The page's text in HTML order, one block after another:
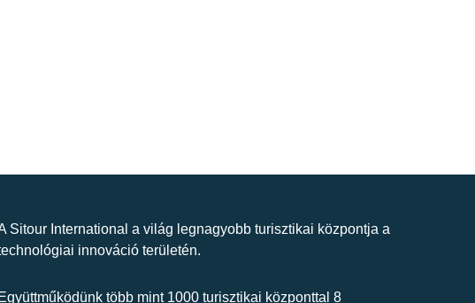
Sitour International a világ legnagyobb turisztikai központja a
innováció területén.
Együttműködünk több mint 1000 turisztikai központtal 8